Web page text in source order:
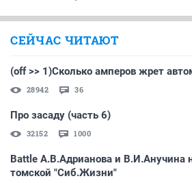
СЕЙЧАС ЧИТАЮТ
(off >> 1)Сколько амперов жрет
28942 36
Про засаду (часть 6)
32152 1000
Battle А.В.Адрианова и В.И.Анучина
томской "Сиб.Жизни"